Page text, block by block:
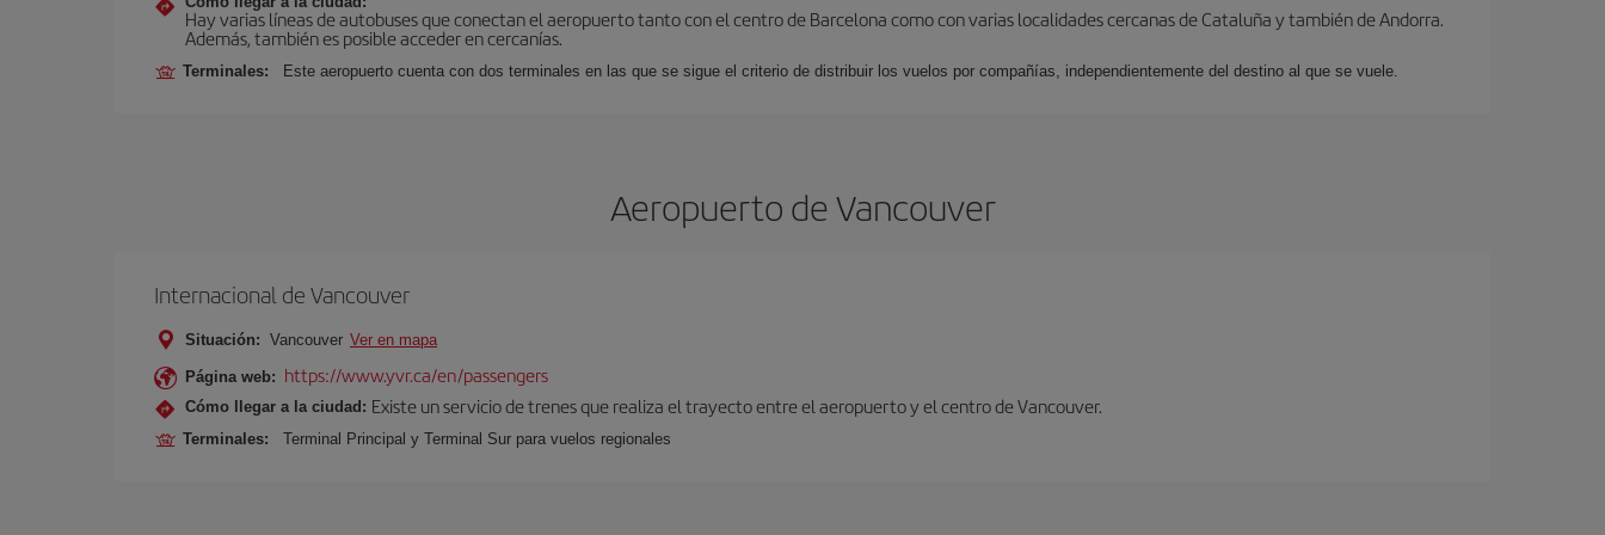
Hay varias líneas de autobuses que conectan el aeropuerto tanto con el centro de Barcelona como con varias localidades cercanas de Cataluña y también de Andorra.
Además, también es posible acceder en cercanías.
Terminales: Este aeropuerto cuenta con dos terminales en las que se sigue el criterio de distribuir los vuelos por compañías, independientemente del destino al que se vuele.
Aeropuerto de Vancouver
Internacional de Vancouver
Situación: Vancouver Ver en mapa
Página web: https://www.yvr.ca/en/passengers
Cómo llegar a la ciudad: Existe un servicio de trenes que realiza el trayecto entre el aeropuerto y el centro de Vancouver.
Terminales: Terminal Principal y Terminal Sur para vuelos regionales